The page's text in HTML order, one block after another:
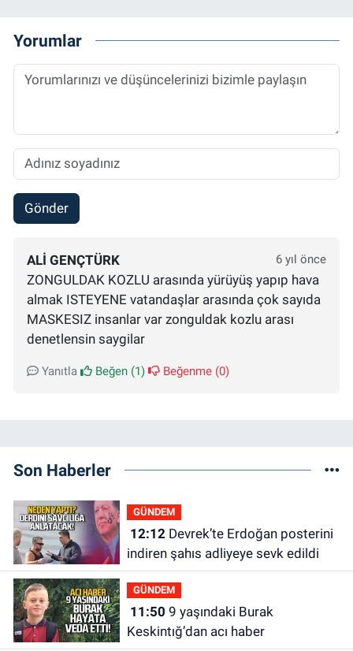
Yorumlar
Gönder
ALI GENÇTÜRK 6 yıl önce
ZONGULDAK KOZLU arasında yürüyüş yapıp hava
almak ISTEYENE vatandaşlar arasında çok sayıda
MASKESIZ insanlar var zonguldak kozlu arası
denetlensin saygilar
Yanıtla Beğen (1) Beğenme (0)
Son Haberler
GÜNDEM
12:12Devrek’te Erdoğan posterini
indiren şahıs adliyeye sevk edildi
GÜNDEM
11:50
Keskintığ’dan acı haber